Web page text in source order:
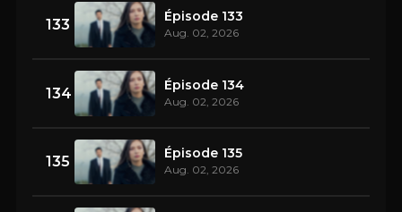
133 Épisode 133
Aug. 02, 2026
134 Épisode 134
Aug. 02, 2026
135 Épisode 135
Aug. 02, 2026